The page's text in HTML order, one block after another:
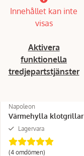
Innehållet kan inte
visas
Aktivera
funktionella
tredjepartstjänster
Napoleon
Värmehylla klotgrillar
Lagervara
(4 omdömen)